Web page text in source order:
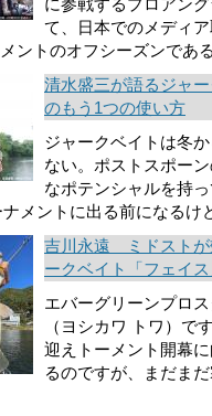
に参戦するプロアン
て、日本でのメディ
ントのオフシーズンであ
清水盛三が語るジャ
のもう1つの使い方
ジャークベイトは冬
ない。ポストスポー
なポテンシャルを持
メントに出る前になるけ
吉川永遠 ミドストが
ークベイト「フェイス
エバーグリーンプロ
（ヨシカワ トワ）で
迎えトーメント開幕
るのですが、まだま